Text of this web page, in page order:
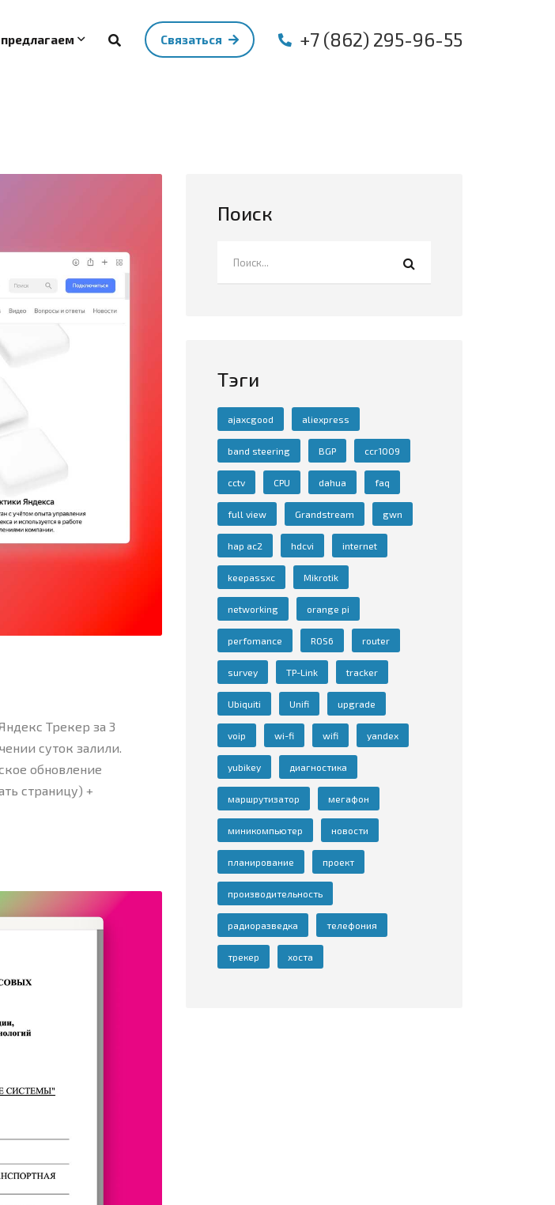
Связаться +7 (862) 295-96-55
Трекер за 3
суток залили.
обновление
страницу) +
Поиск
Тэги
ajaxcgood aliexpress
band steering BGP ccr1009
cctv CPU dahua faq
full view Grandstream gwn
hap ac2 hdcvi internet
keepassxc Mikrotik
networking orange pi
perfomance ROS6 router
survey TP-Link tracker
Ubiquiti Unifi upgrade
voip wi-fi wifi yandex
yubikey диагностика
маршрутизатор мегафон
миникомпьютер новости
планирование проект
производительность
радиоразведка телефония
трекер хоста